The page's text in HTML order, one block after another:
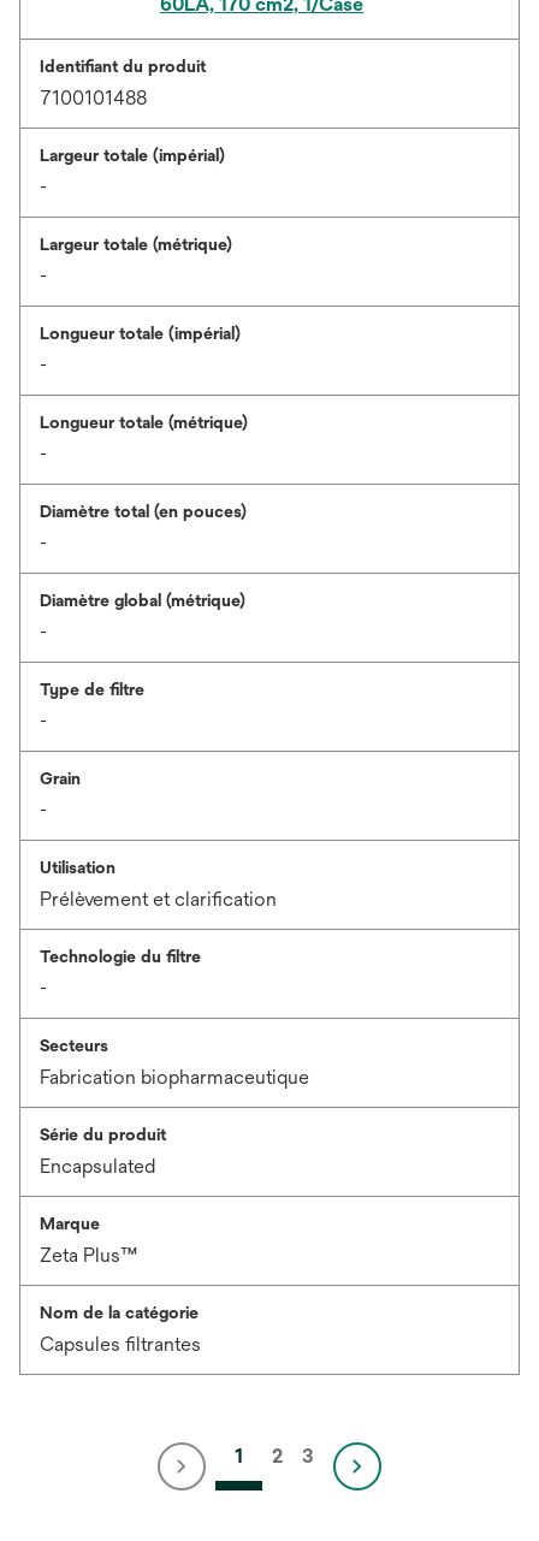
Identifiant du produit
7100101488
Largeur totale (impérial)
-
Largeur totale (métrique)
-
Longueur totale (impérial)
-
Longueur totale (métrique)
-
Diamètre total (en pouces)
-
Diamètre global (métrique)
-
Type de filtre
-
Grain
-
Utilisation
Prélèvement et clarification
Technologie du filtre
-
Secteurs
Fabrication biopharmaceutique
Série du produit
Encapsulated
Marque
Zeta Plus™
Nom de la catégorie
Capsules filtrantes
1 2 3